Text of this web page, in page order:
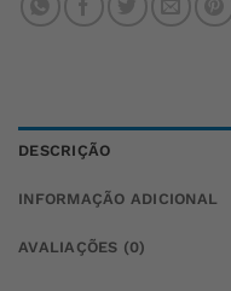
DESCRIÇÃO
INFORMAÇÃO ADICIONAL
AVALIAÇÕES (0)